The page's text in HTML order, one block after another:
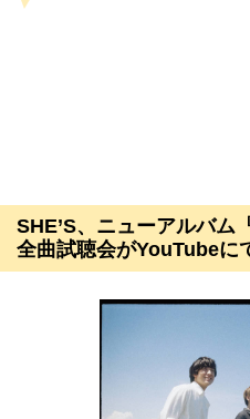
SHE’S、ニューアルバム
全曲試聴会がYouTubeに